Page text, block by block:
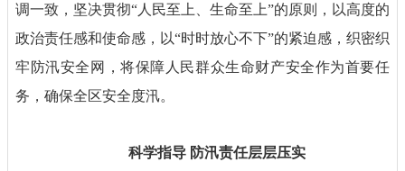
调一致，坚决贯彻“人民至上、生命至上”的原则，以高度的
政治责任感和使命感，以“时时放心不下”的紧迫感，织密织
牢防汛安全网，将保障人民群众生命财产安全作为首要任
务，确保全区安全度汛。
科学指导 防汛责任层层压实